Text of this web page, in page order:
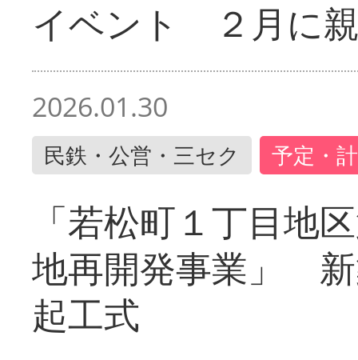
イベント ２月に
2026.01.30
民鉄・公営・三セク 予定・
「若松町１丁目地
地再開発事業」
起工式